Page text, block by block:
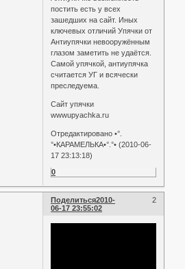
постить есть у всех
зашедших на сайт. Иных
ключевых отличий Упячки от
Антиупячки невооружённым
глазом заметить не удаётся.
Самой упячкой, антиупячка
считается УГ и всячески
преследуема.
Сайт упячки
wwwupyachka.ru
Отредактировано •°.
°•КАРАМЕЛЬКА•°.°• (2010-06-
17 23:13:18)
0
Поделиться 2
2010-
06-17 23:55:02